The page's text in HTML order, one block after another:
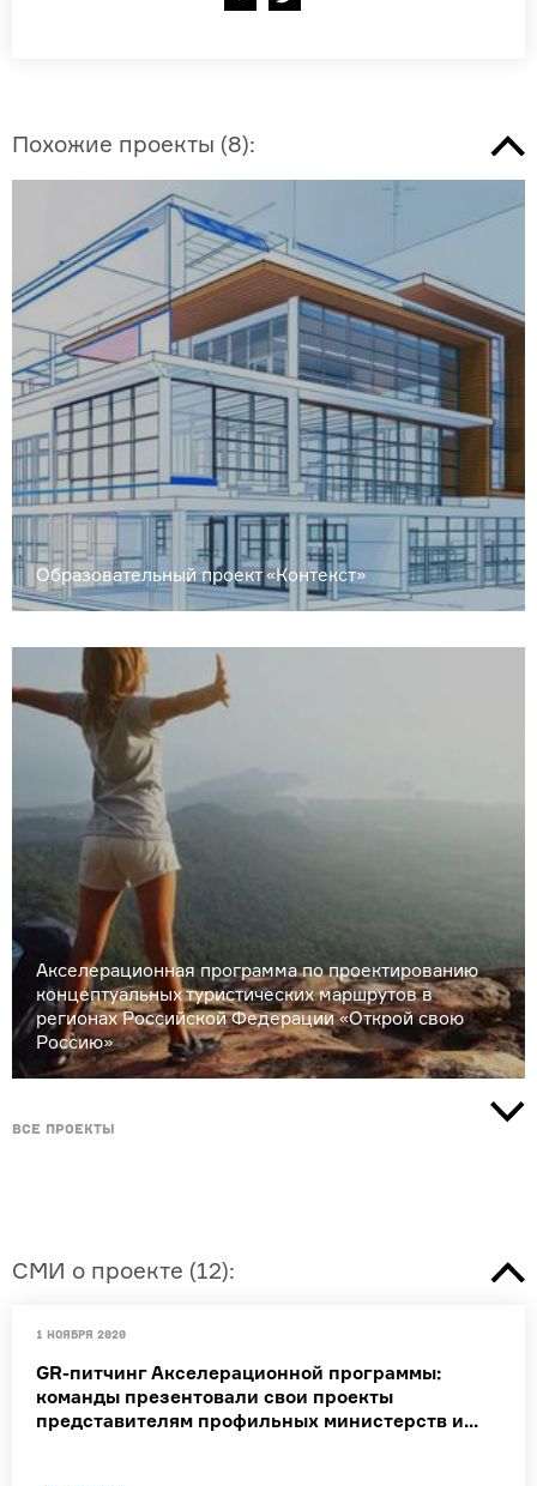
Похожие проекты (8):
Образовательный проект «Контекст»
Акселерационная программа по проектированию
концептуальных туристических маршрутов в
регионах Российской Федерации «Открой свою
Россию»
Все проекты
СМИ о проекте (12):
1 ноября 2020
GR-питчинг Акселерационной программы:
команды презентовали свои проекты
представителям профильных министерств и...